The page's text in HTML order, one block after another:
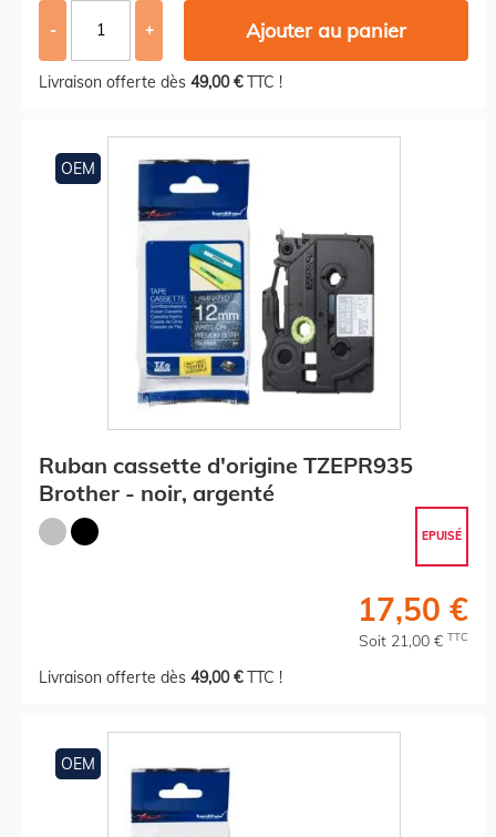
- + Ajouter au panier
Livraison offerte dès 49,00 €TTC !
OEM
Ruban cassette d'origine TZEPR935
Brother - noir, argenté
EPUISÉ
17,50 €
Soit 21,00 € TTC
Livraison offerte dès 49,00 €TTC !
OEM